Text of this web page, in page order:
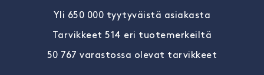
Yli 650 000 tyytyväistä asiakasta
Tarvikkeet 514 eri tuotemerkeiltä
50 767 varastossa olevat tarvikkeet